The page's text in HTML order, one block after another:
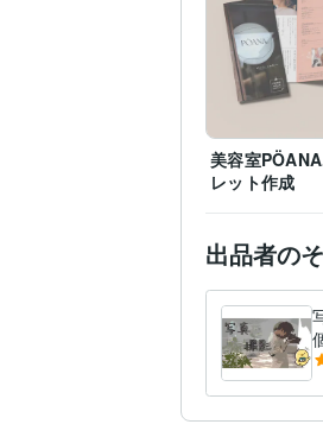
美容室
レット作成
出品者の